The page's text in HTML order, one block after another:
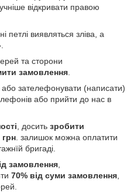
відкривати правою
виявляться зліва, а
та сторони
замовлення
зателефонувати (написати)
або прийти до нас в
, досить зробити
грн . залишок можна оплатити
бригаді.
замовлення
70% від суми замовлення